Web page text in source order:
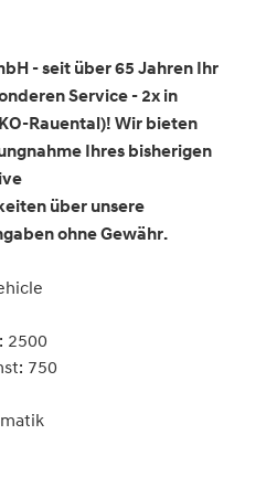
- seit über 65 Jahren Ihr
Service - 2x in
Rauental)! Wir bieten
Ihres bisherigen
über unsere
ohne Gewähr.
2500
750